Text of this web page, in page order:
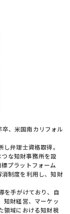
、米国南カリフォル
弁理士資格取得。
な知財事務所を設
プラットフォーム
制度を利用し、知財
を手がけており、自
知財経営、マーケッ
領域における知財視